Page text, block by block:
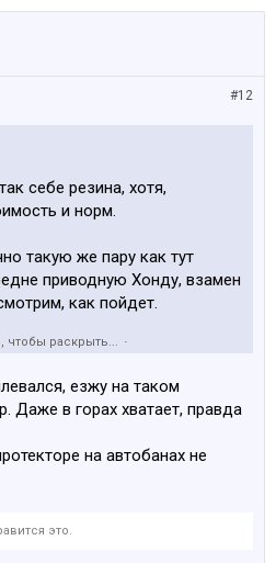
#12
себе резина, хотя,
и норм.
такую же пару как тут
приводную Хонду, взамен
как пойдет.
забыл, как на бмв плевался
где его юзал.
чтобы раскрыть...
езжу на таком
Даже в горах хватает, правда
на автобанах не
это.